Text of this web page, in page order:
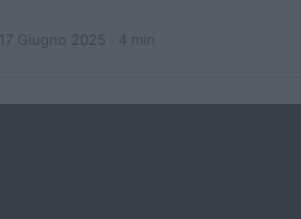
17 Giugno 2025 · 4 min